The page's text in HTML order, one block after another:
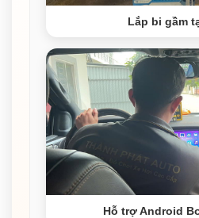
Lắp bi gầm
Hỗ trợ Android